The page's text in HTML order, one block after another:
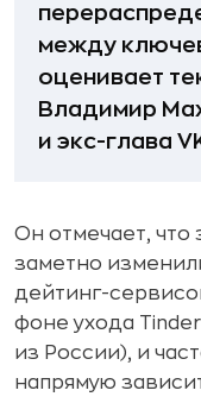
между
оценивает
Владимир
и экс-глава
Он отмечает, что
заметно
дейтинг-
фоне ухода
из России), и
напрямую